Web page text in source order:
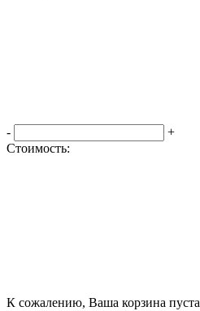
-
+
Стоимость:
К сожалению, Ваша корзина пуста